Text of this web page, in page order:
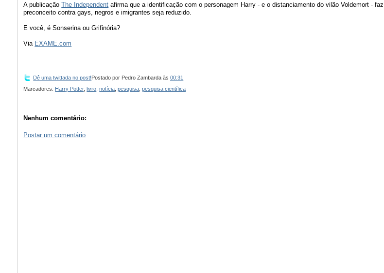
A publicaçãoThe Independent afirma que a identificação com o personagem Harry - e o distanciamento do vilão Voldemort -
preconceito contra gays, negros e imigrantes seja reduzido.
E você, é Sonserina ou Grifinória?
Via EXAME.com
Dê uma twittada no post! Postado por Pedro Zambarda às00:31
Marcadores: Harry Potter,livro ,notícia ,pesquisa ,pesquisa científica
Nenhum comentário:
Postar um comentário